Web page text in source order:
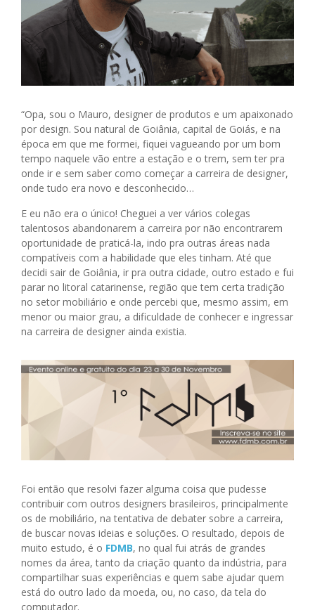
“Opa, sou o Mauro, designer de produtos e um apaixonado
por design. Sou natural de Goiânia, capital de Goiás, e na
época em que me formei, fiquei vagueando por um bom
tempo naquele vão entre a estação e o trem, sem ter pra
onde ir e sem saber como começar a carreira de designer,
onde tudo era novo e desconhecido…
E eu não era o único! Cheguei a ver vários colegas
talentosos abandonarem a carreira por não encontrarem
oportunidade de praticá-la, indo pra outras áreas nada
compatíveis com a habilidade que eles tinham. Até que
decidi sair de Goiânia, ir pra outra cidade, outro estado e fui
parar no litoral catarinense, região que tem certa tradição
no setor mobiliário e onde percebi que, mesmo assim, em
menor ou maior grau, a dificuldade de conhecer e ingressar
na carreira de designer ainda existia.
Foi então que resolvi fazer alguma coisa que pudesse
contribuir com outros designers brasileiros, principalmente
os de mobiliário, na tentativa de debater sobre a carreira,
de buscar novas ideias e soluções. O resultado, depois de
muito estudo, é o FDMB, no qual fui atrás de grandes
nomes da área, tanto da criação quanto da indústria, para
compartilhar suas experiências e quem sabe ajudar quem
está do outro lado da moeda, ou, no caso, da tela do
computador.